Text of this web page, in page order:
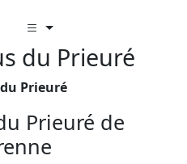
du Prieuré
Prieuré
Prieuré de